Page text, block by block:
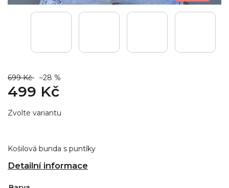
699 Kč –28 %
499 Kč
Zvolte variantu
Košilová bunda s puntíky
Detailní informace